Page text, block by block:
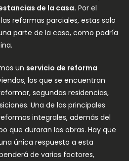
de la casa. Por el
reformas parciales, estas solo
parte de la casa, como podría
un servicio de reforma
las que se encuentran
segundas residencias,
Una de las principales
integrales, además del
que duraran las obras. Hay que
única respuesta a esta
de varios factores,